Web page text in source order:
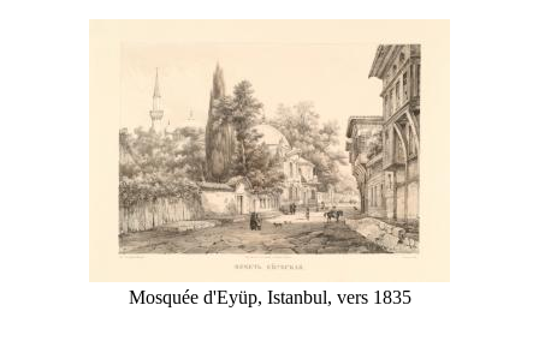
Mosquée d'Eyüp, Istanbul, vers 1835